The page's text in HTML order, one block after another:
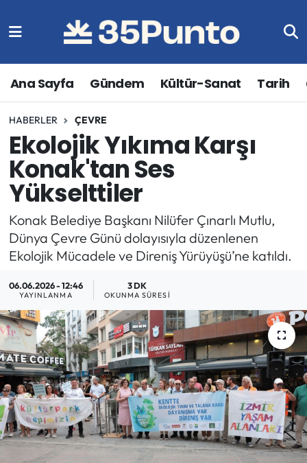
Ana Sayfa Gündem Kültür-Sanat Tarih
HABERLER ÇEVRE
Ekolojik Yıkıma Karşı
Konak'tan Ses
Yükselttiler
Konak Belediye Başkanı Nilüfer Çınarlı Mutlu,
Dünya Çevre Günü dolayısıyla düzenlenen
Ekolojik Mücadele ve Direniş Yürüyüşü’ne katıldı.
06.06.2026 - 12:46
YAYINLANMA
3 DK
OKUNMA SÜRESI